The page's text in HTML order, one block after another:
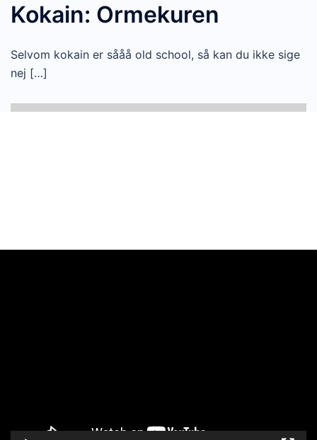
Kokain: Ormekuren
Selvom kokain er sååå old school, så kan du ikke sige
nej […]